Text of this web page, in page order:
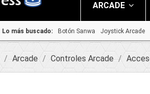
ARCADE
Lo más buscado: Botón Sanwa Joystick Arcade
Arcade Controles Arcade